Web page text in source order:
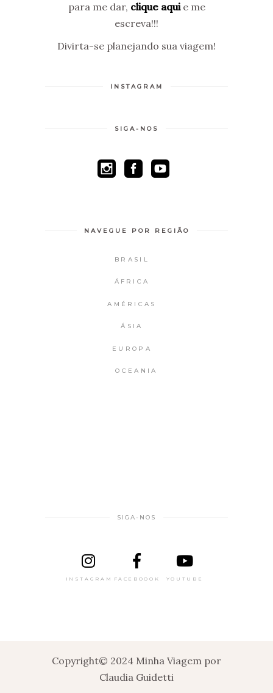
para me dar, clique aquie me
escreva!!!
Divirta-se planejando sua viagem!
INSTAGRAM
SIGA-NOS
NAVEGUE POR REGIÃO
BRASIL
ÁFRICA
AMÉRICAS
ÁSIA
EUROPA
OCEANIA
SIGA-NOS
INSTAGRAM FACEBOOOK YOUTUBE
Copyright© 2024 Minha Viagem por
Claudia Guidetti